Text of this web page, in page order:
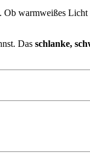
Ob warmweißes
Das schlanke,